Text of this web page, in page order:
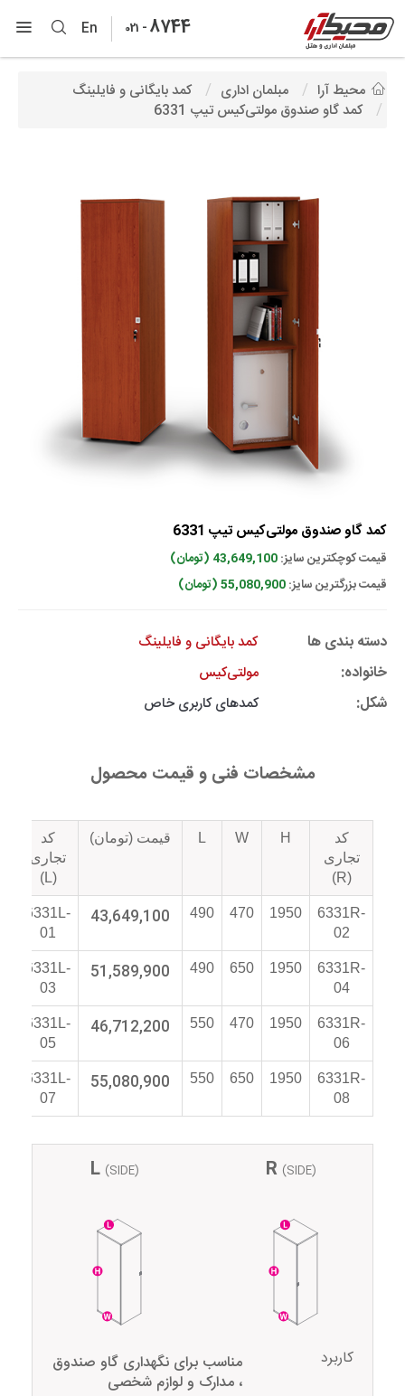
En 021 -8744
محیط آرا مبلمان اداری
کمد بایگانی و فایلینگ
کمد گاو صندوق مولتی‌کیس تیپ 6331
کمد گاو صندوق مولتی‌کیس تیپ 6331
قیمت کوچکترین سایز:43,649,100 (تومان)
قیمت بزرگترین سایز:55,080,900 (تومان)
دسته بندی ها کمد بایگانی و فایلینگ
خانواده: مولتی‌کیس
شکل: کمدهای کاربری خاص
مشخصات فنی و قیمت محصول
کد
تجاری
(R)
H
W
L قیمت (تومان)
کد
تجاری
(L)
6331R-
02
1950
470
490
43,649,100
6331L-
01
6331R-
04
1950
650
490
51,589,900
6331L-
03
6331R-
06
1950
470
550
46,712,200
6331L-
05
6331R-
08
1950
650
550
55,080,900
6331L-
07
L (SIDE) R (SIDE)
کاربرد
مناسب برای نگهداری گاو صندوق
، مدارک و لوازم شخصی